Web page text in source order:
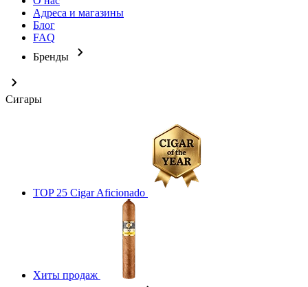
Адреса и магазины
Блог
FAQ
Бренды
Сигары
TOP 25 Cigar Aficionado
Хиты продаж